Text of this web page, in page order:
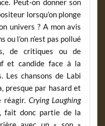
Peut-on donner son
lorsqu’on plonge
univers ? A mon avis
ou l’on n’est pas pollué
de critiques ou de
et candide face à la
Les chansons de Labi
presque par hasard et
réagir. Crying Laughing
fait donc partie de la